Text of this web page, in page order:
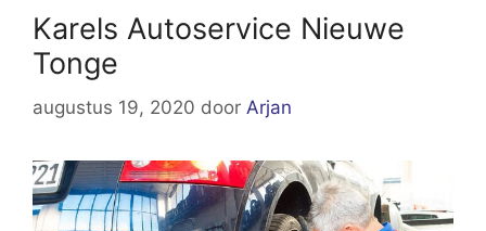
Karels Autoservice Nieuwe
Tonge
augustus 19, 2020 door Arjan